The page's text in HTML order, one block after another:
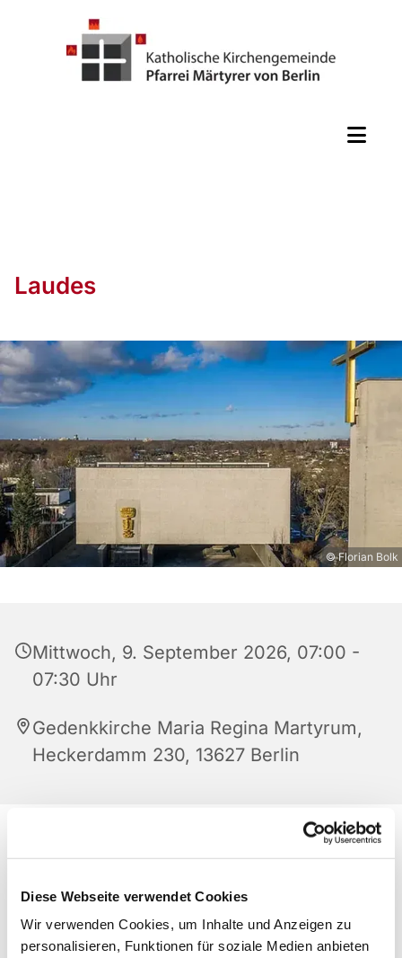
Diese Webseite verwendet Cookies
Wir verwenden Cookies, um Inhalte und Anzeigen zu
personalisieren, Funktionen für soziale Medien anbieten
Laudes
© Florian Bolk
Mittwoch, 9. September 2026, 07:00 -
07:30 Uhr
Gedenkkirche Maria Regina Martyrum,
Heckerdamm 230, 13627 Berlin